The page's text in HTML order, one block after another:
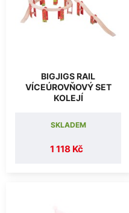
BIGJIGS RAIL
VÍCEÚROVŇOVÝ SET
KOLEJÍ
1 118 Kč
SKLADEM